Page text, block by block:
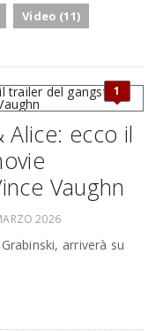
Video (11)
1
ecco il
Vaughn
2026
arriverà su